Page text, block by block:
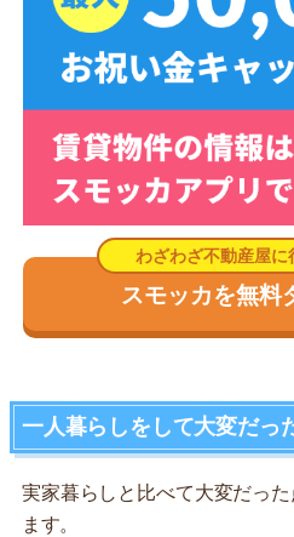
スモッカを無料
一人暮らしをして大変だっ
実家暮らしと比べて大変だっ
ます。